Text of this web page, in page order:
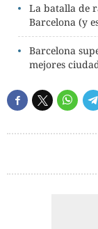
La batalla de
Barcelona (y
Barcelona
mejores